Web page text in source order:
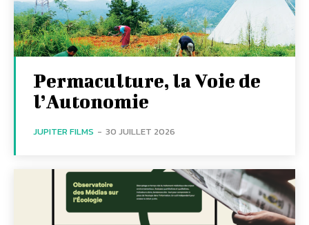
Permaculture, la Voie de
l’Autonomie
JUPITER FILMS - 30 JUILLET 2026